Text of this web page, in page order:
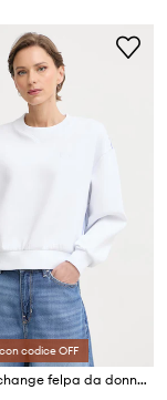
codice OFF
Armani Exchange felpa da donna